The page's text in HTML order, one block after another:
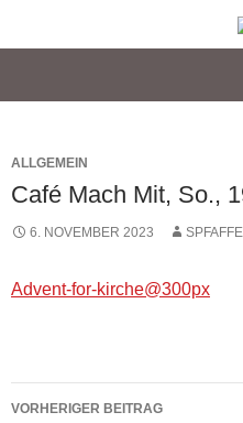
ALLGEMEIN
Café Mach Mit, So.,
6. NOVEMBER 2023
Advent-for-kirche@300px
VORHERIGER BEITRAG